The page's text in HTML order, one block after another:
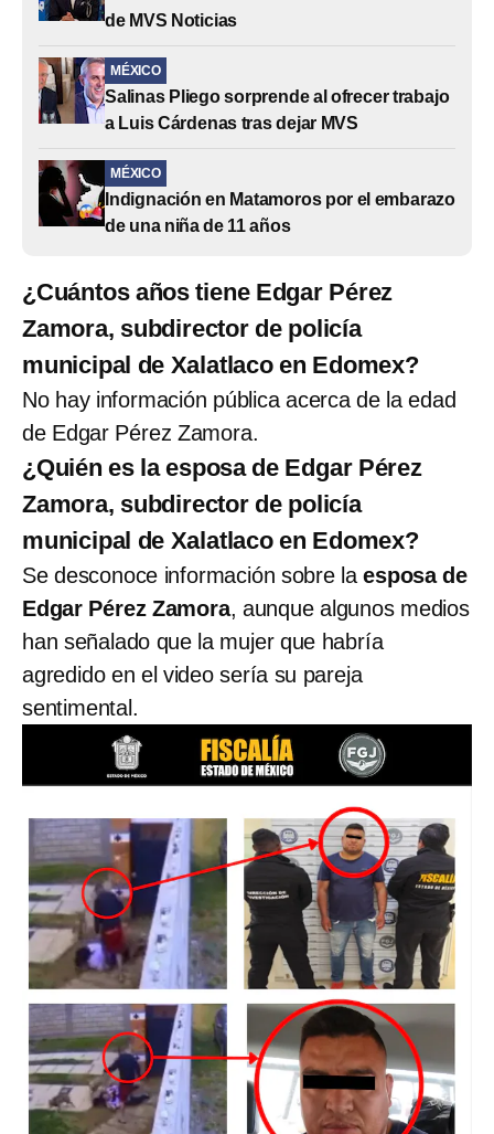
de MVS Noticias
MÉXICO
Salinas Pliego sorprende al ofrecer trabajo
a Luis Cárdenas tras dejar MVS
MÉXICO
Indignación en Matamoros por el embarazo
de una niña de 11 años
¿Cuántos años tiene Edgar Pérez
Zamora, subdirector de policía
municipal de Xalatlaco en Edomex?
No hay información pública acerca de la edad
de Edgar Pérez Zamora.
¿Quién es la esposa de Edgar Pérez
Zamora, subdirector de policía
municipal de Xalatlaco en Edomex?
Se desconoce información sobre laesposa de
Edgar Pérez Zamora, aunque algunos medios
han señalado que la mujer que habría
agredido en el video sería su pareja
sentimental.